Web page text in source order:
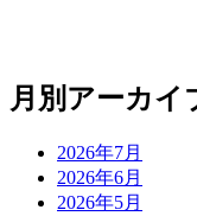
月別アーカイ
2026年7月
2026年6月
2026年5月